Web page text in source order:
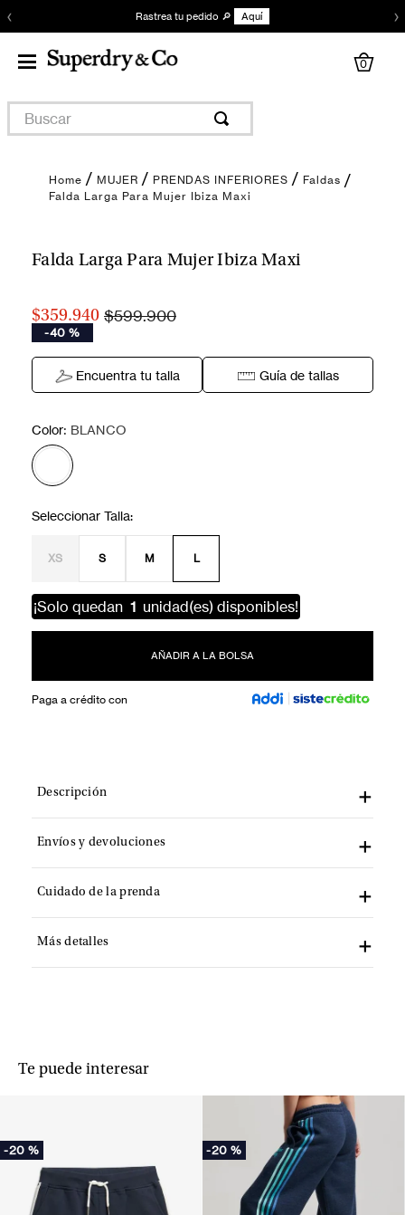
‹ Rastrea tu pedido 🔎 Aquí ›
0
Buscar
MUJER PRENDAS INFERIORES
Faldas
Falda Larga Para Mujer Ibiza Maxi
Falda Larga Para Mujer Ibiza Maxi
$359.940 $599.900
-40 %
Encuentra tu talla Guía de tallas
Color: BLANCO
XS S M L
¡Solo quedan 1 unidad(es) disponibles!
AÑADIR A LA BOLSA
Paga a crédito con
Descripción
Envíos y devoluciones
Cuidado de la prenda
Más detalles
Te puede interesar
-20 % -20 %